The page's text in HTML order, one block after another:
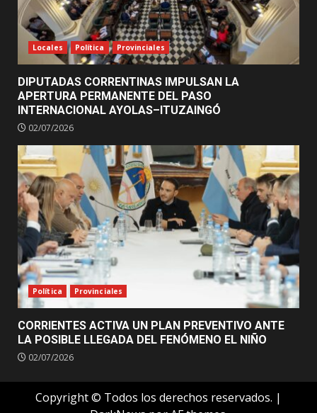
Locales Política Provinciales
DIPUTADAS CORRENTINAS IMPULSAN LA
APERTURA PERMANENTE DEL PASO
INTERNACIONAL AYOLAS–ITUZAINGÓ
02/07/2026
Política Provinciales
CORRIENTES ACTIVA UN PLAN PREVENTIVO ANTE
LA POSIBLE LLEGADA DEL FENÓMENO EL NIÑO
02/07/2026
Copyright © Todos los derechos reservados. |